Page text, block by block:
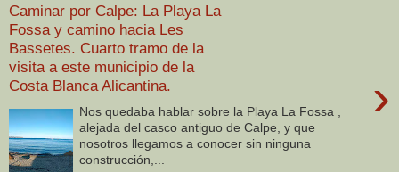
Caminar por Calpe: La Playa La
Fossa y camino hacia Les
Bassetes. Cuarto tramo de la
visita a este municipio de la
Costa Blanca Alicantina.
›
Nos quedaba hablar sobre la Playa La Fossa ,
alejada del casco antiguo de Calpe, y que
nosotros llegamos a conocer sin ninguna
construcción,...